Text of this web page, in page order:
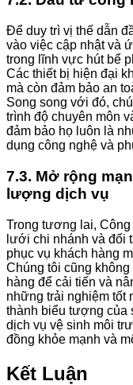
Để duy trì vị thế dẫn
vào việc cập nhật và
trong lĩnh vực hút bể
Các thiết bị hiện đại
mà còn đảm bảo an
Song song với đó,
trình độ chuyên môn
đảm bảo họ luôn là
dụng công nghệ và
7.3. Mở rộng
lượng dịch vụ
Trong tương lai, Công
lưới chi nhánh và đối
phục vụ khách hàng
Chúng tôi cũng
hàng để cải tiến và
những trải nghiệm tốt
thành biểu tượng của
dịch vụ vệ sinh môi
đồng khỏe mạnh và
Kết Luận